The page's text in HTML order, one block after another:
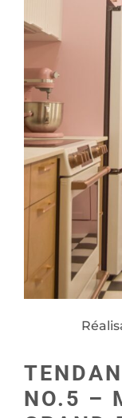
NO.5 –